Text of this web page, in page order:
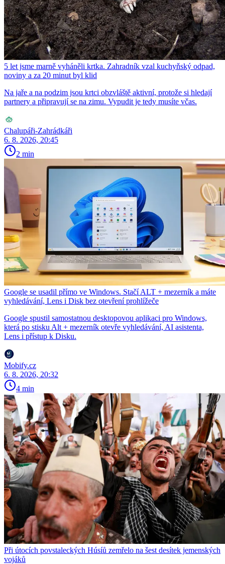
5 let jsme marně vyháněli krtka. Zahradník vzal kuchyňský odpad,
noviny a za 20 minut byl klid
Na jaře a na podzim jsou krtci obzvláště aktivní, protože si hledají
partnery a připravují se na zimu. Vypudit je tedy musíte včas.
Chalupáři-Zahrádkáři
6. 8. 2026, 20:45
2 min
Google se usadil přímo ve Windows. Stačí ALT + mezerník a máte
vyhledávání, Lens i Disk bez otevření prohlížeče
Google spustil samostatnou desktopovou aplikaci pro Windows,
která po stisku Alt + mezerník otevře vyhledávání, AI asistenta,
Lens i přístup k Disku.
Mobify.cz
6. 8. 2026, 20:32
4 min
Při útocích povstaleckých Húsíů zemřelo na šest desítek jemenských
vojáků